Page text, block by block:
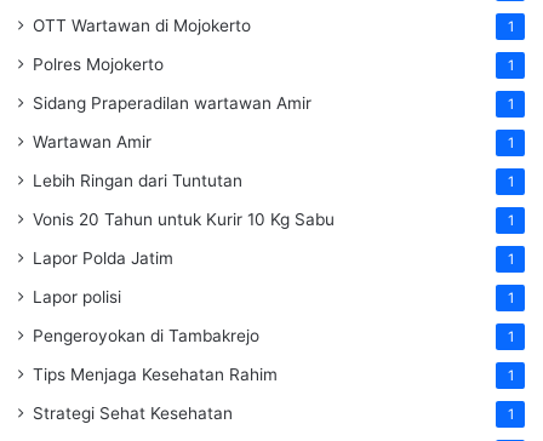
OTT Wartawan di Mojokerto 1
Polres Mojokerto 1
Sidang Praperadilan wartawan Amir 1
Wartawan Amir 1
Lebih Ringan dari Tuntutan 1
Vonis 20 Tahun untuk Kurir 10 Kg Sabu 1
Lapor Polda Jatim 1
Lapor polisi 1
Pengeroyokan di Tambakrejo 1
Tips Menjaga Kesehatan Rahim 1
Strategi Sehat Kesehatan 1